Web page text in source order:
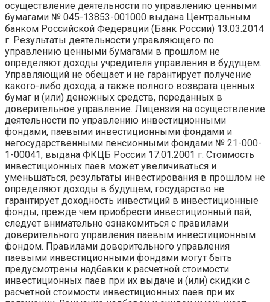
осуществление деятельности по управлению ценными
бумагами № 045-13853-001000 выдана Центральным
банком Российской Федерации (Банк России) 13.03.2014
г. Результаты деятельности управляющего по
управлению ценными бумагами в прошлом не
определяют доходы учредителя управления в будущем.
Управляющий не обещает и не гарантирует получение
какого-либо дохода, а также полного возврата ценных
бумаг и (или) денежных средств, переданных в
доверительное управление. Лицензия на осуществление
деятельности по управлению инвестиционными
фондами, паевыми инвестиционными фондами и
негосударственными пенсионными фондами № 21-000-
1-00041, выдана ФКЦБ России 17.01.2001 г. Стоимость
инвестиционных паев может увеличиваться и
уменьшаться, результаты инвестирования в прошлом не
определяют доходы в будущем, государство не
гарантирует доходность инвестиций в инвестиционные
фонды, прежде чем приобрести инвестиционный пай,
следует внимательно ознакомиться с правилами
доверительного управления паевым инвестиционным
фондом. Правилами доверительного управления
паевыми инвестиционными фондами могут быть
предусмотрены надбавки к расчетной стоимости
инвестиционных паев при их выдаче и (или) скидки с
расчетной стоимости инвестиционных паев при их